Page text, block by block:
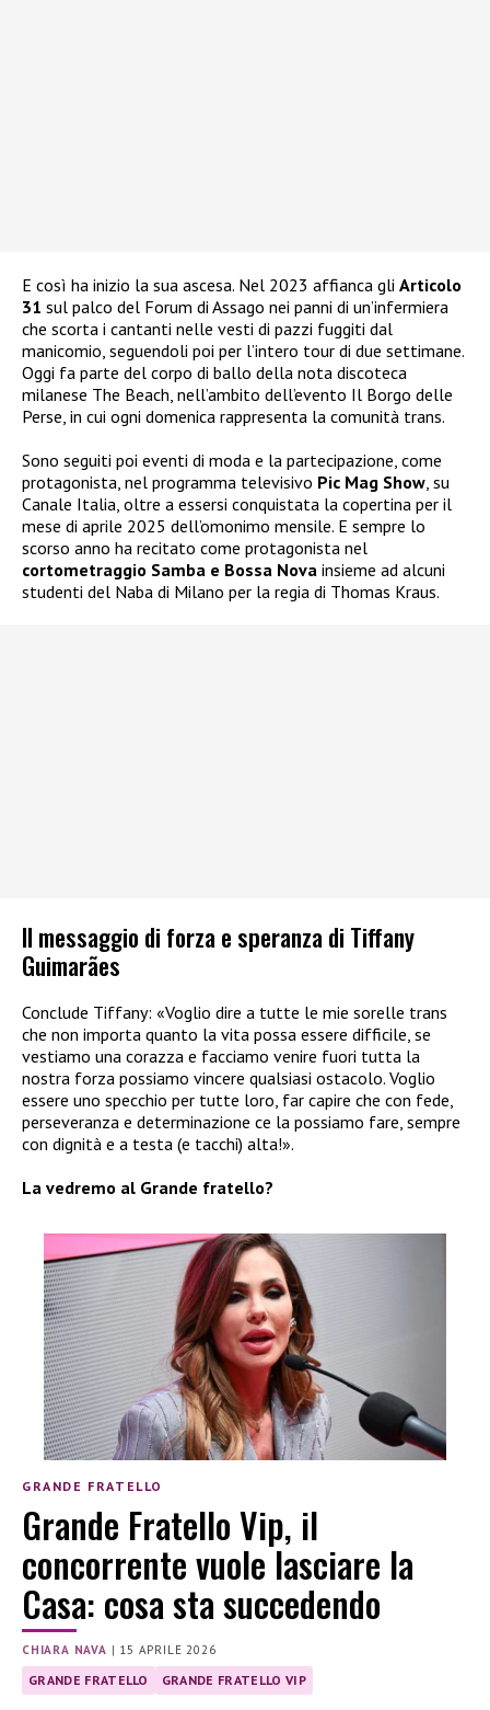
E così ha inizio la sua ascesa. Nel 2023 affianca gli Articolo
31 sul palco del Forum di Assago nei panni di un’infermiera
che scorta i cantanti nelle vesti di pazzi fuggiti dal
manicomio, seguendoli poi per l’intero tour di due settimane.
Oggi fa parte del corpo di ballo della nota discoteca
milanese The Beach, nell’ambito dell’evento Il Borgo delle
Perse, in cui ogni domenica rappresenta la comunità trans.
Sono seguiti poi eventi di moda e la partecipazione, come
protagonista, nel programma televisivo Pic Mag Show, su
Canale Italia, oltre a essersi conquistata la copertina per il
mese di aprile 2025 dell’omonimo mensile. E sempre lo
scorso anno ha recitato come protagonista nel
cortometraggio Samba e Bossa Nova insieme ad alcuni
studenti del Naba di Milano per la regia di Thomas Kraus.
Il messaggio di forza e speranza di Tiffany
Guimarães
Conclude Tiffany: «Voglio dire a tutte le mie sorelle trans
che non importa quanto la vita possa essere difficile, se
vestiamo una corazza e facciamo venire fuori tutta la
nostra forza possiamo vincere qualsiasi ostacolo. Voglio
essere uno specchio per tutte loro, far capire che con fede,
perseveranza e determinazione ce la possiamo fare, sempre
con dignità e a testa (e tacchi) alta!».
La vedremo al Grande fratello?
GRANDE FRATELLO
Grande Fratello Vip, il
concorrente vuole lasciare la
Casa: cosa sta succedendo
CHIARA NAVA | 15 APRILE 2026
GRANDE FRATELLO GRANDE FRATELLO VIP